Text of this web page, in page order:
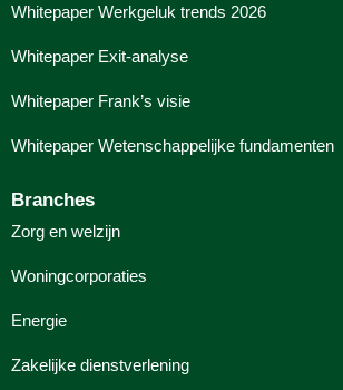
Whitepaper Werkgeluk trends 2026
Whitepaper Exit-analyse
Whitepaper Frank’s visie
Whitepaper Wetenschappelijke fundamenten
Branches
Zorg en welzijn
Woningcorporaties
Energie
Zakelijke dienstverlening